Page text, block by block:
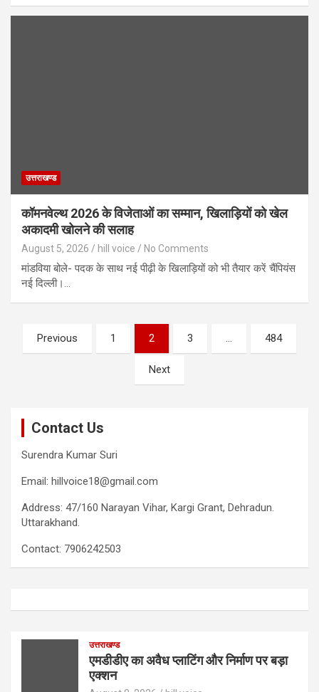
उत्तराखण्ड
कॉमनवेल्थ 2026 के विजेताओं का सम्मान, खिलाड़ियों को खेल
अकादमी खोलने की सलाह
August 5, 2026 hill voice No Comments
मांडविया बोले- पदक के साथ नई पीढ़ी के खिलाड़ियों को भी तैयार करें चैंपियंस
नई दिल्ली।…
Posts
pagination
Previous 1 2 3 … 484
Next
Contact Us
Surendra Kumar Suri
Email: hillvoice18@gmail.com
Address: 47/160 Narayan Vihar, Kargi Grant, Dehradun.
Uttarakhand.
Contact: 7906242503
उत्तराखण्ड
एमडीडीए का अवैध प्लाटिंग और निर्माण पर बड़ा
एक्शन